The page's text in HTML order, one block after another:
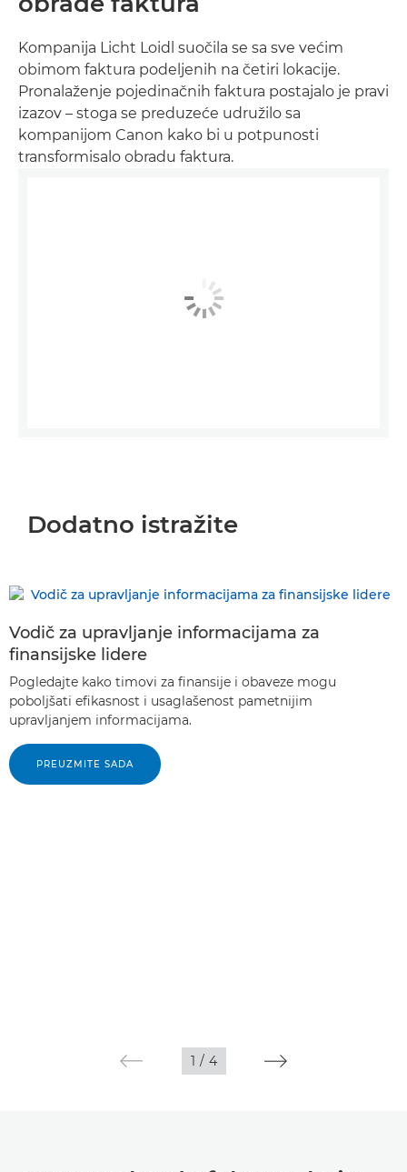
Kompanija Licht Loidl suočila se sa sve većim
obimom faktura podeljenih na četiri lokacije.
Pronalaženje pojedinačnih faktura postajalo je pravi
izazov – stoga se preduzeće udružilo sa
kompanijom Canon kako bi u potpunosti
transformisalo obradu faktura.
Dodatno istražite
Vodič za upravljanje informacijama za
finansijske lidere
Pogledajte kako timovi za finansije i obaveze mogu
poboljšati efikasnost i usaglašenost pametnijim
upravljanjem informacijama.
PREUZMITE SADA
1 / 4